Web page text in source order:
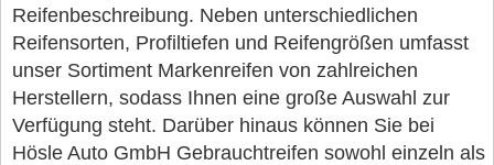
Reifenbeschreibung. Neben unterschiedlichen
Reifensorten, Profiltiefen und Reifengrößen umfasst
unser Sortiment Markenreifen von zahlreichen
Herstellern, sodass Ihnen eine große Auswahl zur
Verfügung steht. Darüber hinaus können Sie bei
Hösle Auto GmbH Gebrauchtreifen sowohl einzeln als